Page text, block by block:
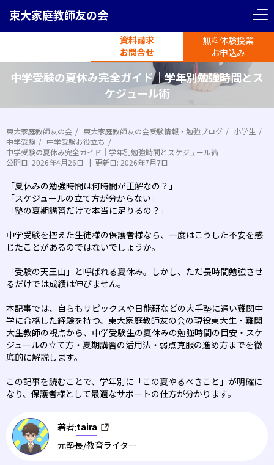
東大家庭教師友の会
資料請求
お問合せ
無料体験授業
お申込み
中学受験の夏休み完全ガイド｜学年別勉強時間とス
ケジュール術
東大家庭教師友の会 東大家庭教師友の会受験情報・勉強ブログ
小学生
中学受験
中学受験お役立ち
中学受験の夏休み完全ガイド｜学年別勉強時間とスケジュール術
公開日: 2026年4月26日 更新日: 2026年7月7日
「夏休みの勉強時間は何時間が正解なの？」
「スケジュールの立て方が分からない」
「塾の夏期講習だけで本当に足りるの？」
中学受験を控えた生徒様の保護者様なら、一度はこうした不安を感
じたことがあるのではないでしょうか。
「受験の天王山」と呼ばれる夏休み。しかし、ただ長時間勉強させ
るだけでは成績は伸びません。
本記事では、自らもサピックスや日能研などの大手塾に通い難関中
学に合格した経験を持つ、東大家庭教師友の会の現役東大生・難関
大生教師の視点から、中学受験生の夏休みの勉強時間の目安・スケ
ジュールの立て方・夏期講習の活用法・弱点克服の進め方までを徹
底的に解説します。
この記事を読むことで、学年別に「この夏やるべきこと」が明確に
なり、保護者様として最適なサポートの仕方が分かります。
著者:taira
元塾長/教育ライター